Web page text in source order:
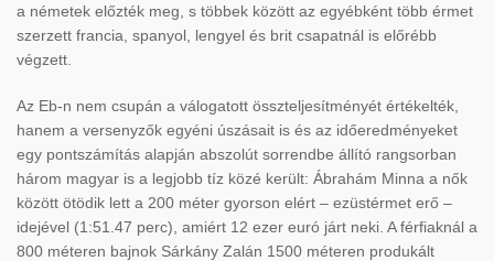
a németek előzték meg, s többek között az egyébként több érmet
szerzett francia, spanyol, lengyel és brit csapatnál is előrébb
végzett.
Az Eb-n nem csupán a válogatott összteljesítményét értékelték,
hanem a versenyzők egyéni úszásait is és az időeredményeket
egy pontszámítás alapján abszolút sorrendbe állító rangsorban
három magyar is a legjobb tíz közé került: Ábrahám Minna a nők
között ötödik lett a 200 méter gyorson elért – ezüstérmet erő –
idejével (1:51.47 perc), amiért 12 ezer euró járt neki. A férfiaknál a
800 méteren bajnok Sárkány Zalán 1500 méteren produkált